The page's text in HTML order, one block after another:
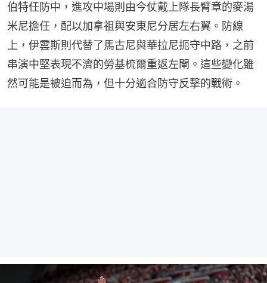
伯特任防中，進攻中場則由今仗戴上隊長臂章的麥湯
米尼擔任，配以加拿祖與安東尼分居左右翼。防線
上，伊雲斯則代替了馬古尼與華拉尼扼守中路，之前
串演中堅表現不濟的勞基梳爾重返左閘。這些變化雖
然可能是被迫而為，但十分適合防守反擊的戰術。